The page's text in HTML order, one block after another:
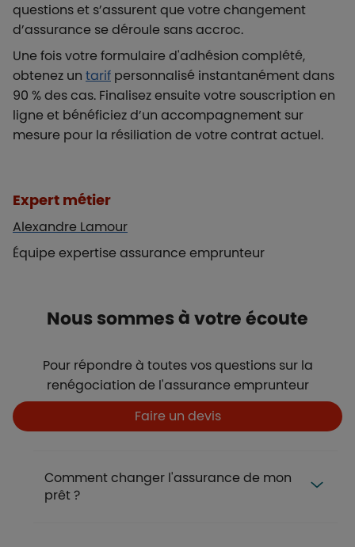
questions et s’assurent que votre changement
d’assurance se déroule sans accroc.
Une fois votre formulaire d'adhésion complété,
obtenez un tarif personnalisé instantanément dans
90 % des cas. Finalisez ensuite votre souscription en
ligne et bénéficiez d’un accompagnement sur
mesure pour la résiliation de votre contrat actuel.
Liste de contenus
Types de paragraphes
Expert métier
Alexandre Lamour
Équipe expertise assurance emprunteur
TitreNous sommes à votre écoute
Description
Pour répondre à toutes vos questions sur la
renégociation de l'assurance emprunteur
Boutons
Boutons et liens Faire un devis
Comment changer l'assurance de mon
prêt ?